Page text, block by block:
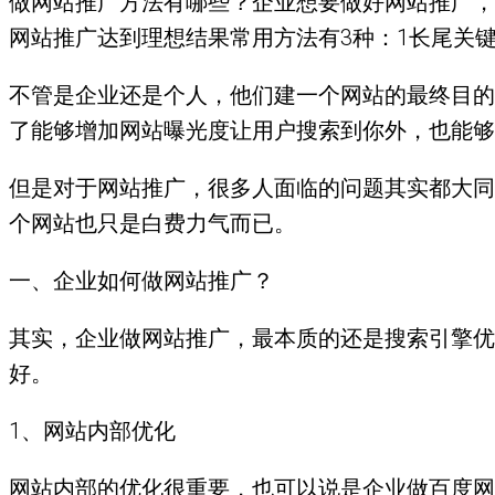
网站推广达到理想结果常用方法有3种：1长尾关
不管是企业还是个人，他们建一个网站的最终目
了能够增加网站曝光度让用户搜索到你外，也能
但是对于网站推广，很多人面临的问题其实都大
个网站也只是白费力气而已。
一、企业如何做网站推广？
其实，企业做网站推广，最本质的还是搜索引擎
好。
1、网站内部优化
网站内部的优化很重要，也可以说是企业做百度